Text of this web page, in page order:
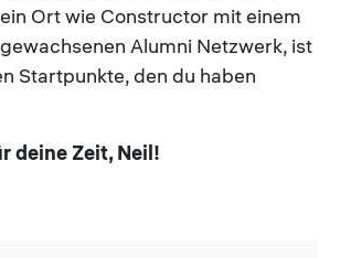
Ort wie Constructor mit einem
Alumni Netzwerk, ist
Startpunkte, den du haben
deine Zeit, Neil!